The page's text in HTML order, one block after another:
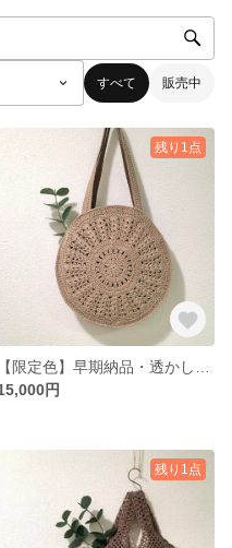
すべて 販売中
残り1点
円
残り1点